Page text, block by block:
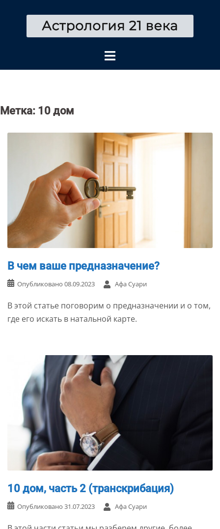
содержимому
Метка: 10 дом
В чем ваше предназначение?
Опубликовано 08.09.2023 Афа Суари
В этой статье поговорим о предназначении и о том,
где его искать в натальной карте.
10 дом, часть 2 (транскрибация)
Опубликовано 31.07.2023 Афа Суари